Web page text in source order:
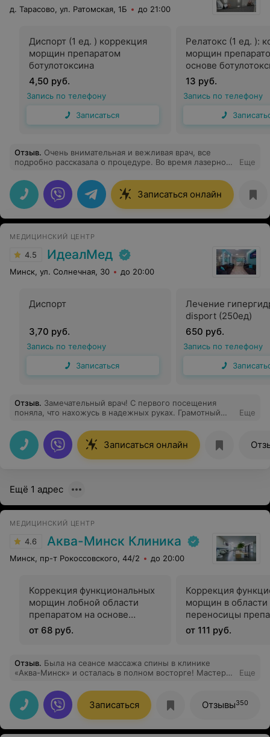
д. Тарасово, ул. Ратомская, 1Б до 21:00
Диспорт (1 ед. ) коррекция
морщин препаратом
ботулотоксина
4,50 руб.
Запись по телефону
Записаться
Релатокс (1 ед. ):
морщин
основе
13 руб.
Запись по телефону
Отзыв. Очень внимательная и вежливая врач, все
подробно рассказала о процедуре. Во время лазерного
процедуры дала все необходимые рекомендации по
уходу за кожей. Спасибо большое за оказанную услугу.
Очень приятно приходить к таким специалистам
Еще
Записаться онлайн
МЕДИЦИНСКИЙ ЦЕНТР
4.5 ИдеалМед
Минск, ул. Солнечная, 30 до 20:00
Диспорт
3,70 руб.
Запись по телефону
Записаться
Лечение
disport (250ед)
650 руб.
Запись по телефону
Отзыв. Замечательный врач! С первого посещения
поняла, что нахожусь в надежных руках. Грамотный
фотолечение Александр Алексеевич рассказал все о
процедуре, о количестве сеансов, вручил памятку с
рекомендациями по дальнейшему уходу. Процедура
прошла комфортно. За интересной беседой и время
Еще
Записаться онлайн
Ещё 1 адрес
МЕДИЦИНСКИЙ ЦЕНТР
4.6 Аква-Минск Клиника
Минск, пр-т Рокоссовского, 44/2 до 20:00
Коррекция функциональных
морщин лобной области
препаратом на основе
ботулотоксина (диспорт)
от 68 руб.
Коррекция
морщин в области
переносицы
основе
(диспорт)
от 111 руб.
Отзыв. Была на сеансе массажа спины в клинике
«Аква-Минск» и осталась в полном восторге! Мастер
полные 50 минут, и все это время специалист
непрерывно и очень тщательно прорабатывал спину,
шею и поясницу. Никакой халтуры — проработана
каждая мышца. Вышла из кабинета как заново
родившаяся, ушла постоянная тяжесть в лопатках.
Еще
Записаться Отзывы350